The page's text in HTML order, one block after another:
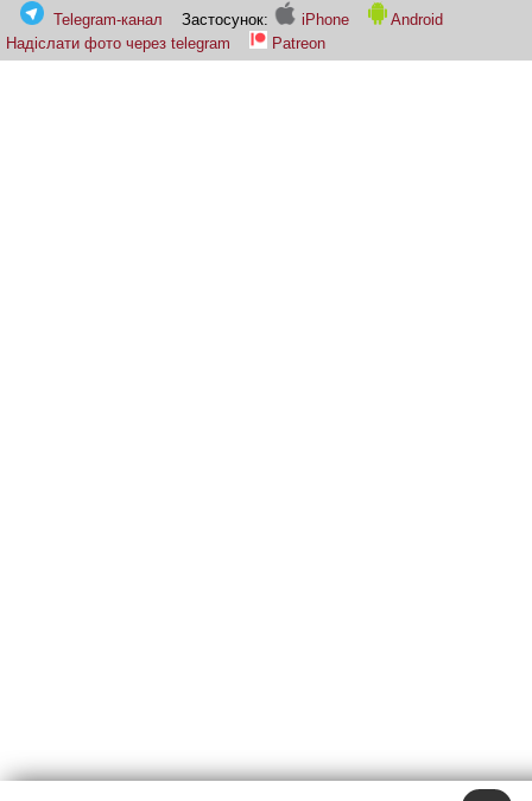
Telegram-канал
Застосунок: iPhone
Android
Надіслати фото через telegram
Patreon